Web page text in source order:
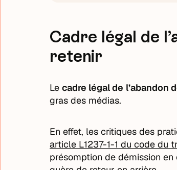
Cadre légal de
retenir
Le cadre légal de l’abandon
gras des médias.
En effet, les critiques des
article L1237-1-1 du code du
présomption de démission en